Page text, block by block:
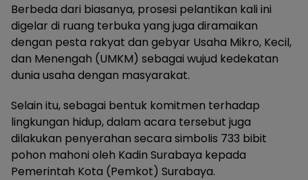
Berbeda dari biasanya, prosesi pelantikan kali ini
digelar di ruang terbuka yang juga diramaikan
dengan pesta rakyat dan gebyar Usaha Mikro, Kecil,
dan Menengah (UMKM) sebagai wujud kedekatan
dunia usaha dengan masyarakat.
Selain itu, sebagai bentuk komitmen terhadap
lingkungan hidup, dalam acara tersebut juga
dilakukan penyerahan secara simbolis 733 bibit
pohon mahoni oleh Kadin Surabaya kepada
Pemerintah Kota (Pemkot) Surabaya.